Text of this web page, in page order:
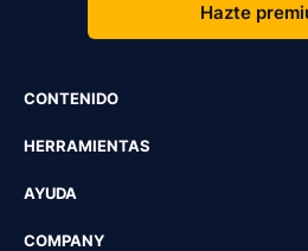
Hazte
CONTENIDO
HERRAMIENTAS
AYUDA
COMPANY